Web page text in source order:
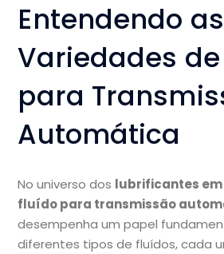
Entendendo as
Variedades
para
Automática
No universo dos lubrificantes
fluído para transmissão
desempenha um papel
diferentes tipos de fluídos, cada